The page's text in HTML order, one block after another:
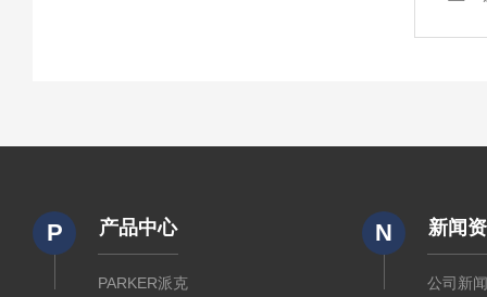
P 产品中心
PARKER派克
N 新闻
公司新